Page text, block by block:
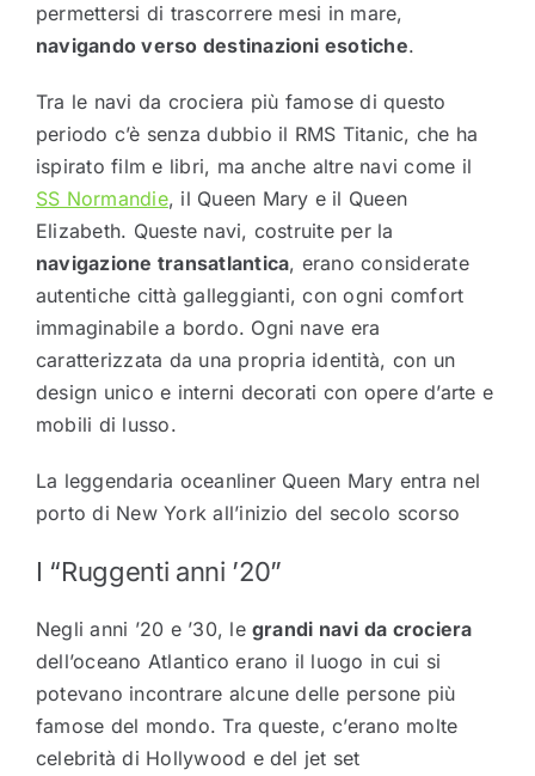
permettersi di trascorrere mesi in mare,
navigando verso destinazioni esotiche.
Tra le navi da crociera più famose di questo
periodo c’è senza dubbio il RMS Titanic, che ha
ispirato film e libri, ma anche altre navi come il
SS Normandie, il Queen Mary e il Queen
Elizabeth. Queste navi, costruite per la
navigazione transatlantica, erano considerate
autentiche città galleggianti, con ogni comfort
immaginabile a bordo. Ogni nave era
caratterizzata da una propria identità, con un
design unico e interni decorati con opere d’arte e
mobili di lusso.
La leggendaria oceanliner Queen Mary entra nel
porto di New York all’inizio del secolo scorso
I “Ruggenti anni ’20”
Negli anni ’20 e ’30, le grandi navi da crociera
dell’oceano Atlantico erano il luogo in cui si
potevano incontrare alcune delle persone più
famose del mondo. Tra queste, c’erano molte
celebrità di Hollywood e del jet set